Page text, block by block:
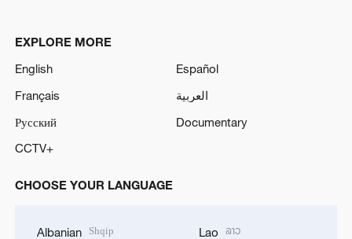
EXPLORE MORE
English
Español
Français
العربية
Русский
Documentary
CCTV+
CHOOSE YOUR LANGUAGE
Albanian Shqip Lao ລາວ